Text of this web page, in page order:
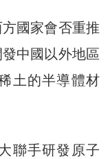
國家會否重推
中國以外地區
土的半導體材
聯手研發原子